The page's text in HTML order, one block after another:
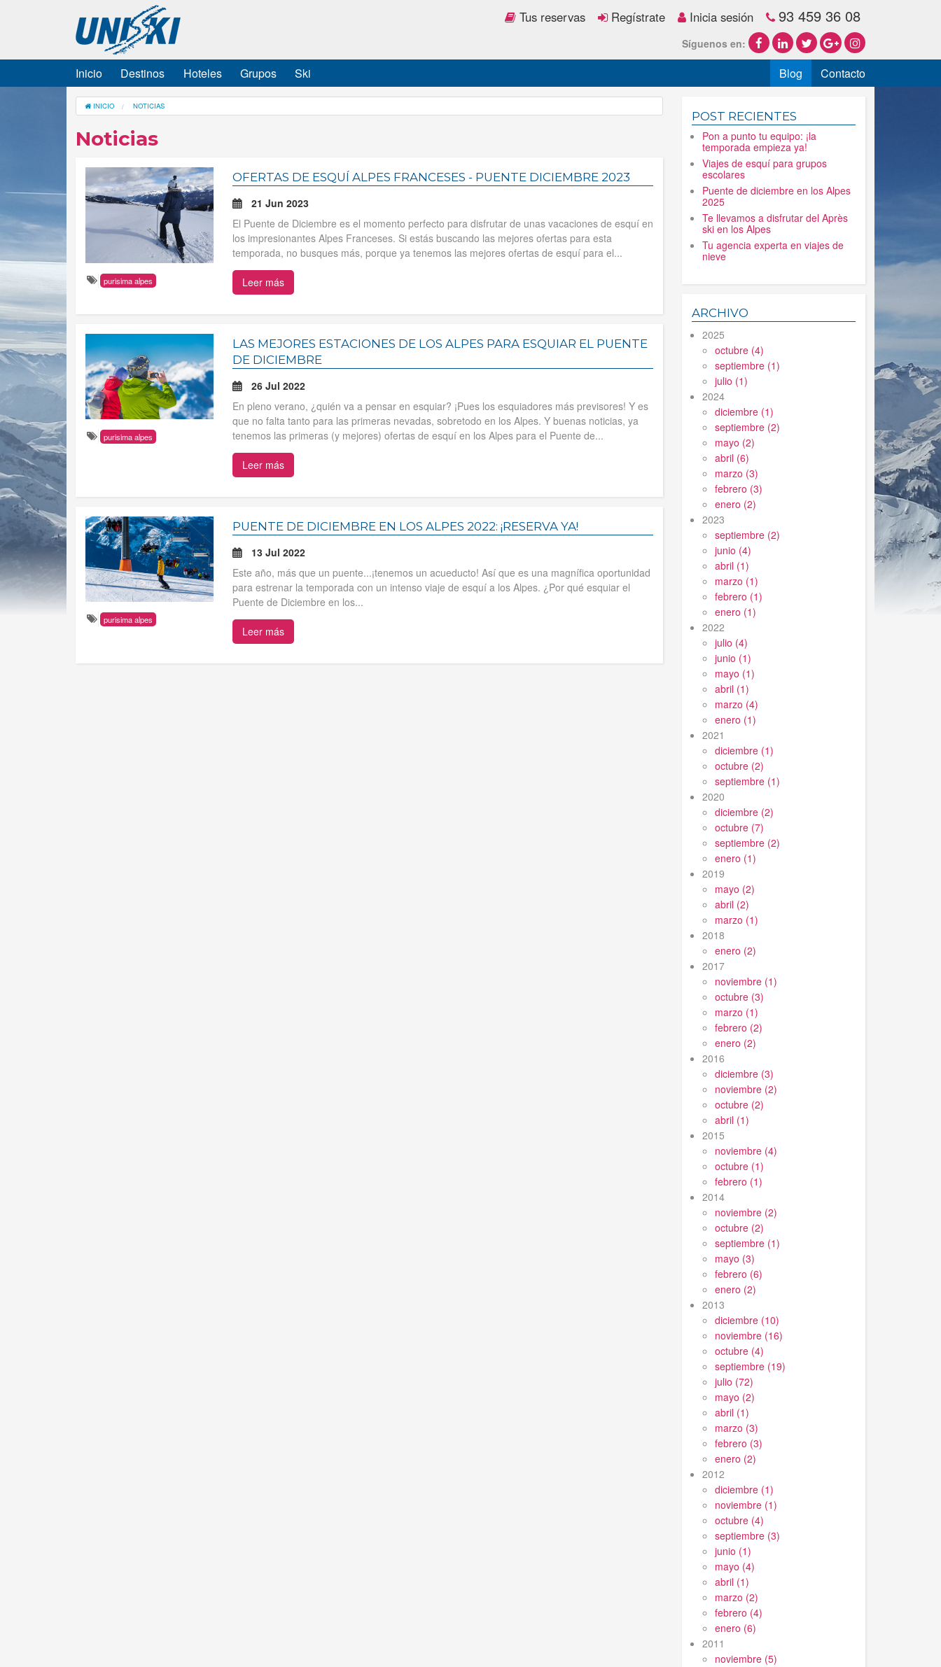
Tus reservas Regístrate Inicia sesión 93 459 36 08
Síguenos en:
Inicio Destinos Hoteles Grupos Ski Blog Contacto
INICIO NOTICIAS
Noticias
purisima alpes
OFERTAS DE ESQUÍ ALPES FRANCESES - PUENTE DICIEMBRE 2023
21 Jun 2023
El Puente de Diciembre es el momento perfecto para disfrutar de unas vacaciones de esquí en
los impresionantes Alpes Franceses. Si estás buscando las mejores ofertas para esta
temporada, no busques más, porque ya tenemos las mejores ofertas de esquí para el...
Leer más
purisima alpes
LAS MEJORES ESTACIONES DE LOS ALPES PARA ESQUIAR EL PUENTE
DE DICIEMBRE
26 Jul 2022
En pleno verano, ¿quién va a pensar en esquiar? ¡Pues los esquiadores más previsores! Y es
que no falta tanto para las primeras nevadas, sobretodo en los Alpes. Y buenas noticias, ya
tenemos las primeras (y mejores) ofertas de esquí en los Alpes para el Puente de...
Leer más
purisima alpes
PUENTE DE DICIEMBRE EN LOS ALPES 2022: ¡RESERVA YA!
13 Jul 2022
Este año, más que un puente...¡tenemos un acueducto! Así que es una magnífica oportunidad
para estrenar la temporada con un intenso viaje de esquí a los Alpes. ¿Por qué esquiar el
Puente de Diciembre en los...
Leer más
POST RECIENTES
Pon a punto tu equipo: ¡la
temporada empieza ya!
Viajes de esquí para grupos
escolares
Puente de diciembre en los Alpes
2025
Te llevamos a disfrutar del Après
ski en los Alpes
Tu agencia experta en viajes de
nieve
ARCHIVO
2025
octubre (4)
septiembre (1)
julio (1)
2024
diciembre (1)
septiembre (2)
mayo (2)
abril (6)
marzo (3)
febrero (3)
enero (2)
2023
septiembre (2)
junio (4)
abril (1)
marzo (1)
febrero (1)
enero (1)
2022
julio (4)
junio (1)
mayo (1)
abril (1)
marzo (4)
enero (1)
2021
diciembre (1)
octubre (2)
septiembre (1)
2020
diciembre (2)
octubre (7)
septiembre (2)
enero (1)
2019
mayo (2)
abril (2)
marzo (1)
2018
enero (2)
2017
noviembre (1)
octubre (3)
marzo (1)
febrero (2)
enero (2)
2016
diciembre (3)
noviembre (2)
octubre (2)
abril (1)
2015
noviembre (4)
octubre (1)
febrero (1)
2014
noviembre (2)
octubre (2)
septiembre (1)
mayo (3)
febrero (6)
enero (2)
2013
diciembre (10)
noviembre (16)
octubre (4)
septiembre (19)
julio (72)
mayo (2)
abril (1)
marzo (3)
febrero (3)
enero (2)
2012
diciembre (1)
noviembre (1)
octubre (4)
septiembre (3)
junio (1)
mayo (4)
abril (1)
marzo (2)
febrero (4)
enero (6)
2011
noviembre (5)